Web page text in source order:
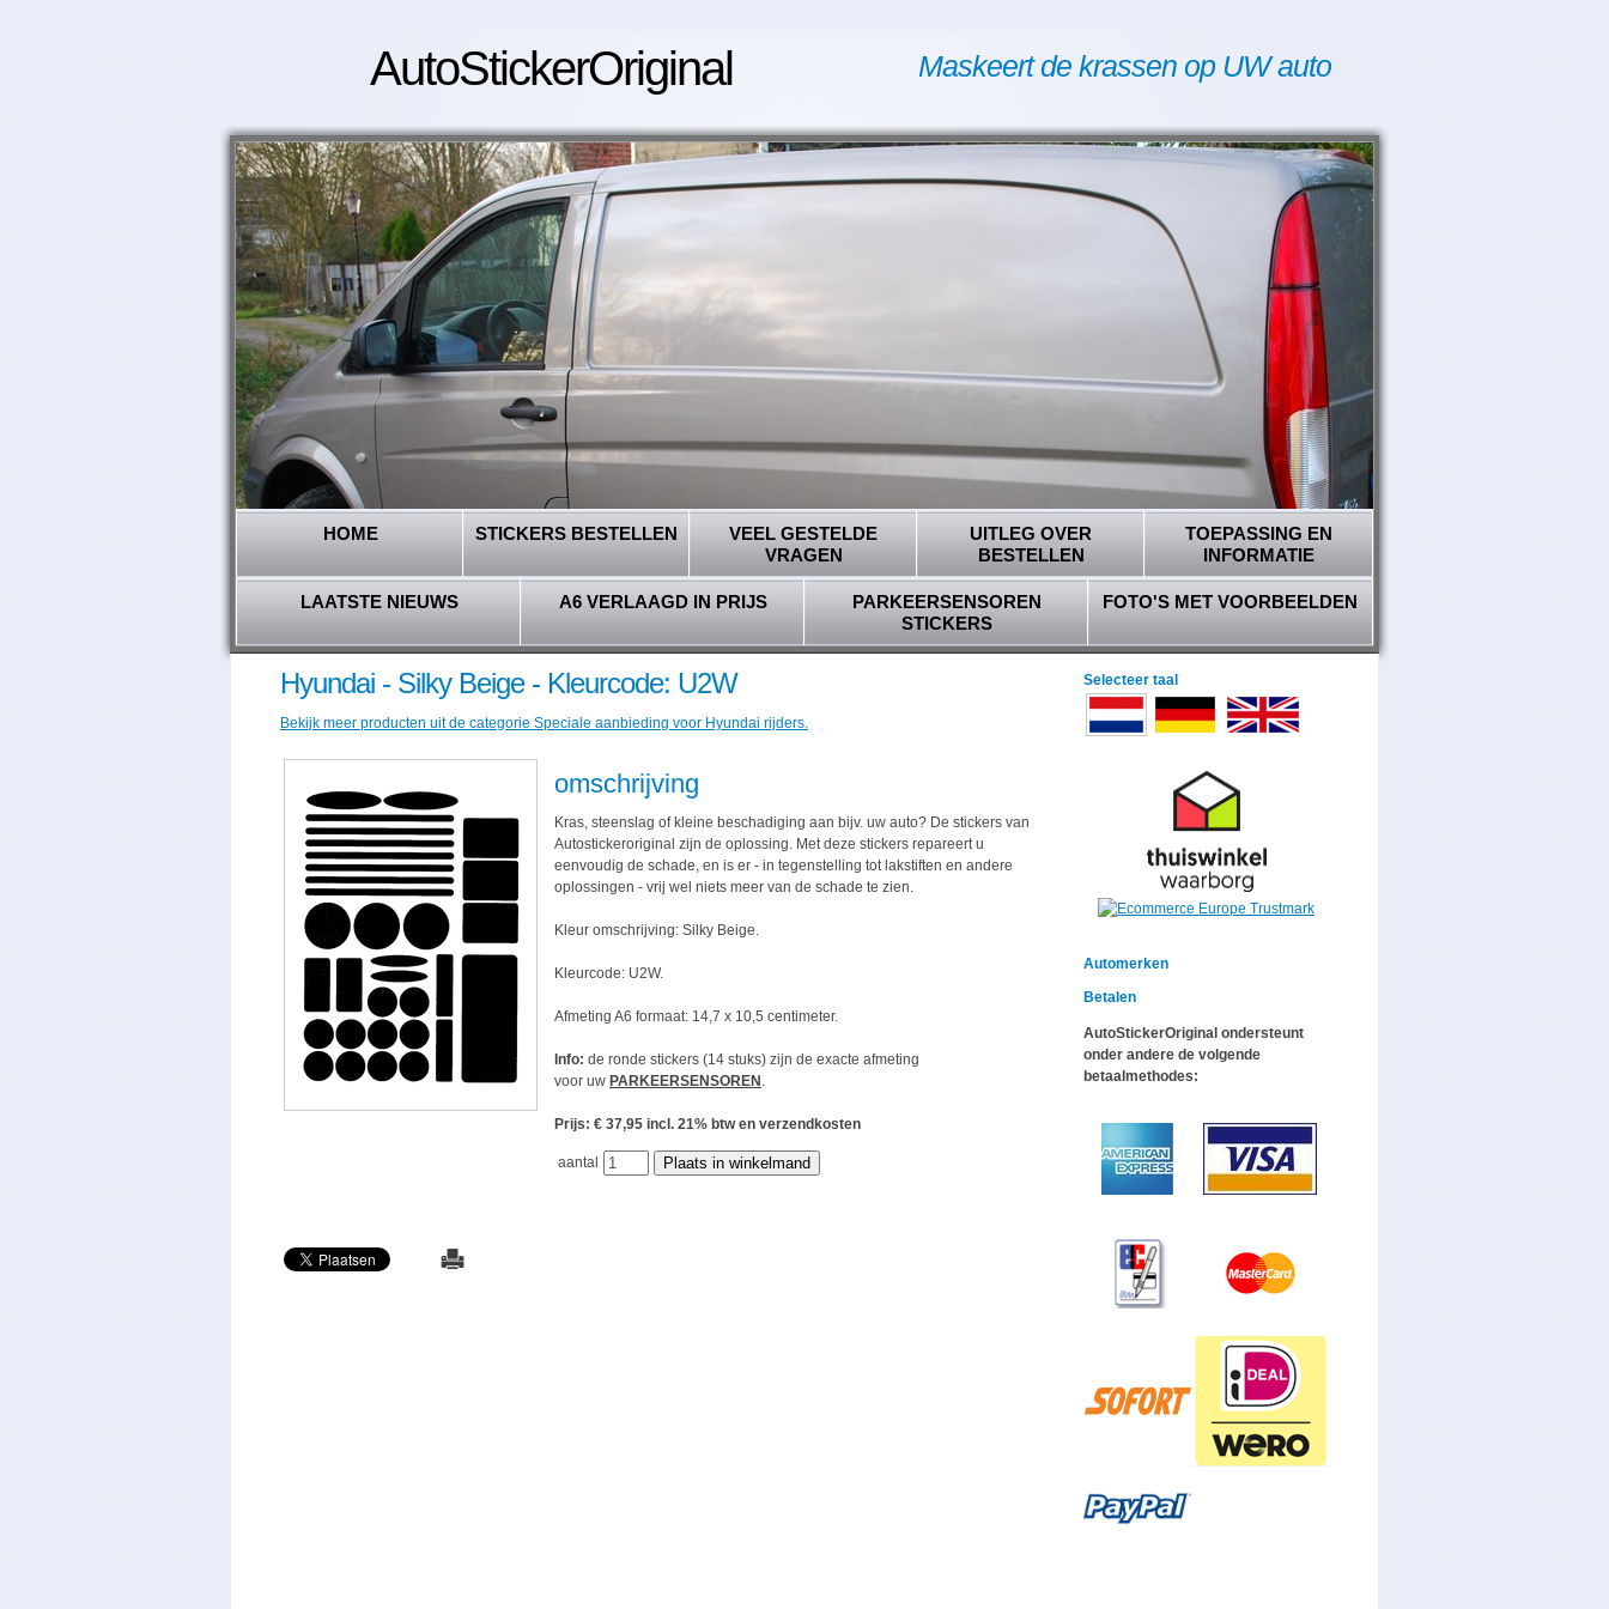
AutoStickerOriginal Maskeert de krassen op UW auto
HOME STICKERS BESTELLEN
VEEL GESTELDE
VRAGEN
UITLEG OVER
BESTELLEN
TOEPASSING EN
INFORMATIE
LAATSTE NIEUWS A6 VERLAAGD IN PRIJS
PARKEERSENSOREN
STICKERS
FOTO'S MET VOORBEELDEN
Hyundai - Silky Beige - Kleurcode: U2W
Bekijk meer producten uit de categorie Speciale aanbieding voor Hyundai rijders.
omschrijving
Kras, steenslag of kleine beschadiging aan bijv. uw auto? De stickers van
Autostickeroriginal zijn de oplossing. Met deze stickers repareert u
eenvoudig de schade, en is er - in tegenstelling tot lakstiften en andere
oplossingen - vrij wel niets meer van de schade te zien.
Kleur omschrijving: Silky Beige.
Kleurcode: U2W.
Afmeting A6 formaat: 14,7 x 10,5 centimeter.
Info: de ronde stickers (14 stuks) zijn de exacte afmeting
voor uw PARKEERSENSOREN .
Prijs: € 37,95 incl. 21% btw en verzendkosten
aantal
Selecteer taal
Automerken
Betalen
AutoStickerOriginal ondersteunt
onder andere de volgende
betaalmethodes: